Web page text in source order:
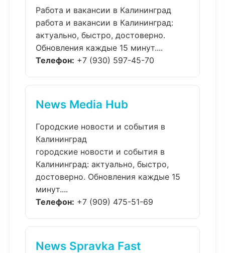
Работа и вакансии в Калининград
работа и вакансии в Калининград:
актуально, быстро, достоверно.
Обновления каждые 15 минут....
Телефон: +7 (930) 597-45-70
News Media Hub
Городские новости и события в
Калининград
городские новости и события в
Калининград: актуально, быстро,
достоверно. Обновления каждые 15
минут....
Телефон: +7 (909) 475-51-69
News Spravka Fast